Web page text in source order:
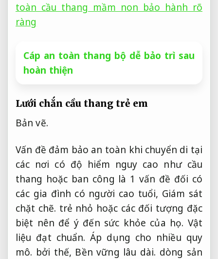
toàn cầu thang mầm non bảo hành rõ
ràng
Cáp an toàn thang bộ dễ bảo trì sau
hoàn thiện
Lưới chắn cầu thang trẻ em
Bản vẽ.
Vấn đề đảm bảo an toàn khi chuyển di tại
các nơi có độ hiểm nguy cao như cầu
thang hoặc ban công là 1 vấn đề đối có
các gia đình có người cao tuổi, Giám sát
chặt chẽ. trẻ nhỏ hoặc các đối tượng đặc
biệt nên để ý đến sức khỏe của họ. Vật
liệu đạt chuẩn. Áp dụng cho nhiều quy
mô. bởi thế, Bền vững lâu dài. dòng sản